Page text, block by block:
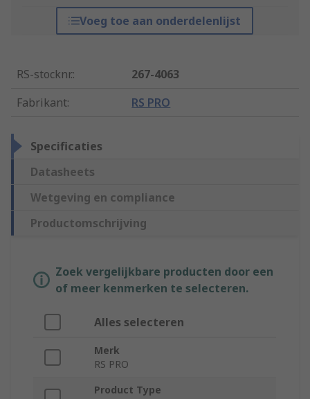
Voeg toe aan onderdelenlijst
RS-stocknr.:
267-4063
Fabrikant: RS PRO
Specificaties
Datasheets
Wetgeving en compliance
Productomschrijving
Zoek vergelijkbare producten door een
of meer kenmerken te selecteren.
Alles selecteren
Merk
RS PRO
Product Type